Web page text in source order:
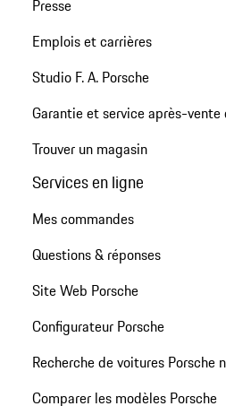
Presse
Emplois et carrières
Studio F. A. Porsche
Garantie et service après-vente
Trouver un magasin
Services en ligne
Mes commandes
Questions & réponses
Site Web Porsche
Configurateur Porsche
Recherche de voitures Porsche
Comparer les modèles Porsche